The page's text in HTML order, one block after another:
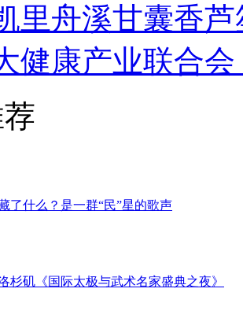
里舟溪甘囊香
健康产业联合
了什么？是一群“民”星的歌声
杉矶《国际太极与武术名家盛典之夜》